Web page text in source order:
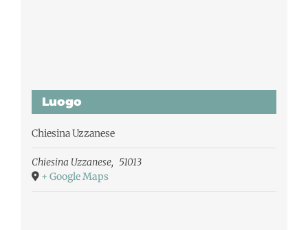
Luogo
Chiesina Uzzanese
Chiesina Uzzanese, 51013
+ Google Maps